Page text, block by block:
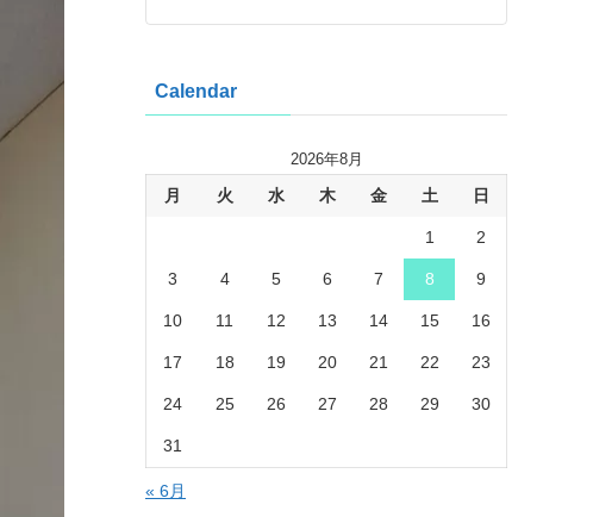
Calendar
2026年8月
月 火 水 木 金 土 日
1 2
3 4 5 6 7 8 9
10 11 12 13 14 15 16
17 18 19 20 21 22 23
24 25 26 27 28 29 30
31
« 6月